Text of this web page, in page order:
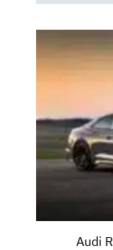
Audi